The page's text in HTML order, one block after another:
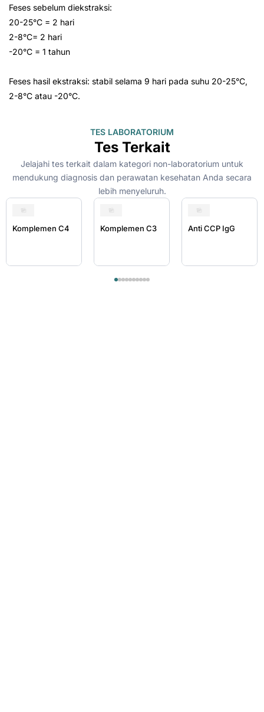
Feses sebelum diekstraksi:
20-25°C = 2 hari
2-8°C= 2 hari
-20°C = 1 tahun
Feses hasil ekstraksi: stabil selama 9 hari pada suhu 20-25°C,
2-8°C atau -20°C.
TES LABORATORIUM
Tes Terkait
Jelajahi tes terkait dalam kategori non-laboratorium untuk
mendukung diagnosis dan perawatan kesehatan Anda secara
lebih menyeluruh.
Komplemen C4 Komplemen C3 Anti CCP IgG